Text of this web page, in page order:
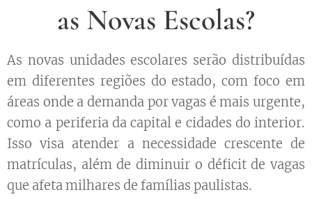
as Novas Escolas?
As novas unidades escolares serão distribuídas
em diferentes regiões do estado, com foco em
áreas onde a demanda por vagas é mais urgente,
como a periferia da capital e cidades do interior.
Isso visa atender a necessidade crescente de
matrículas, além de diminuir o déficit de vagas
que afeta milhares de famílias paulistas.